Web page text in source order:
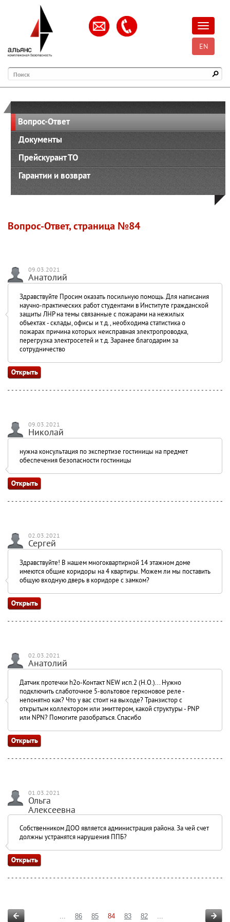
EN
Поиск
Вопрос-Ответ
Документы
Прейскурант ТО
Гарантии и возврат
Вопрос-Ответ, страница №84
09.03.2021
Анатолий
Здравствуйте Просим оказать посильную помощь. Для написания
научно-практических работ студентами в Институте гражданской
защиты ЛНР на темы связанные с пожарами на нежилых
объектах - склады, офисы и т.д., необходима статистика о
пожарах причина которых неисправная электропроводка,
перегрузка электросетей и т.д. Заранее благодарим за
сотрудничество
09.03.2021
Николай
нужна консультация по экспертизе гостиницы на предмет
обеспечения безопасности гостиницы
02.03.2021
Сергей
Здравствуйте! В нашем многоквартирной 14 этажном доме
имеются общие коридоры на 4 квартиры. Можем ли мы поставить
общую входную дверь в коридоре с замком?
02.03.2021
Анатолий
Датчик протечки h2o-Контакт NEW исп.2 (Н.О.)... Нужно
подключить слаботочное 5-вольтовое герконовое реле -
непонятно как? Что у вас стоит на выходе? Транзистор с
открытым коллектором или эмиттером, какой структуры - PNP
или NPN? Помогите разобраться. Спасибо
01.03.2021
Ольга
Алексеевна
Собственником ДОО является администрация района. За чей счет
должны устранятся нарушения ППБ?
... 86 85 84 83 82 ...